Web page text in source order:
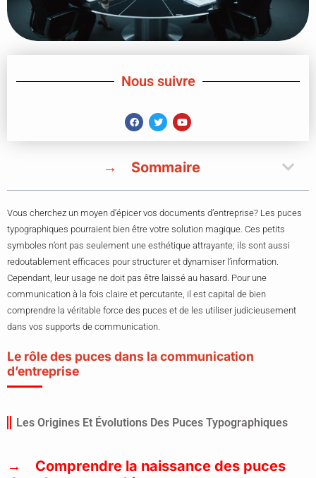
Nous suivre
Sommaire
Vous cherchez un moyen d’épicer vos documents d’entreprise? Les puces
typographiques pourraient bien être votre solution magique. Ces petits
symboles n’ont pas seulement une esthétique attrayante; ils sont aussi
redoutablement efficaces pour structurer et dynamiser l’information.
Cependant, leur usage ne doit pas être laissé au hasard. Pour une
communication à la fois claire et percutante, il est capital de bien
comprendre la véritable force des puces et de les utiliser judicieusement
dans vos supports de communication.
Le rôle des puces dans la communication
d’entreprise
Les Origines Et Évolutions Des Puces Typographiques
Comprendre la naissance des puces